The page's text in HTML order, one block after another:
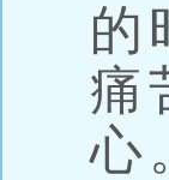
的
痛
心